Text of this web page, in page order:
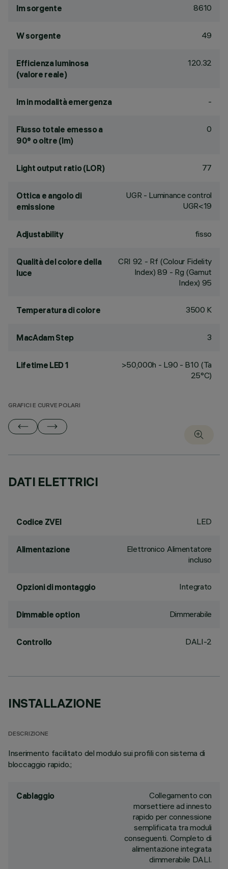
lm sorgente 8610
W sorgente 49
Efficienza luminosa
(valore reale)
120.32
lm in modalità emergenza -
Flusso totale emesso a
90° o oltre (lm)
0
Light output ratio (LOR) 77
Ottica e angolo di
emissione
UGR - Luminance control
UGR<19
Adjustability fisso
Qualità del colore della
luce
CRI 92 - Rf (Colour Fidelity
Index) 89 - Rg (Gamut
Index) 95
Temperatura di colore 3500 K
MacAdam Step 3
Lifetime LED 1
>50,000h - L90 - B10 (Ta
25°C)
GRAFICI E CURVE POLARI
DATI ELETTRICI
Codice ZVEI LED
Alimentazione
Elettronico Alimentatore
incluso
Opzioni di montaggio Integrato
Dimmable option Dimmerabile
Controllo DALI-2
INSTALLAZIONE
DESCRIZIONE
Inserimento facilitato del modulo sui profili con sistema di
bloccaggio rapido.;
Cablaggio
Collegamento con
morsettiere ad innesto
rapido per connessione
semplificata tra moduli
conseguenti. Completo di
alimentazione integrata
dimmerabile DALI.